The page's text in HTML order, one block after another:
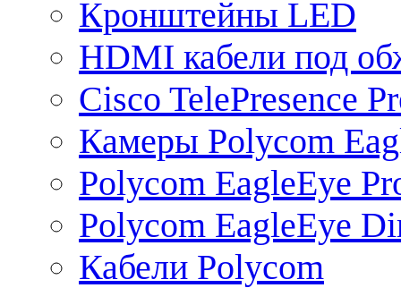
Кронштейны LED
HDMI кабели под
Cisco TelePresence
Камеры Polycom
Polycom EagleEye
Polycom EagleEye
Кабели Polycom